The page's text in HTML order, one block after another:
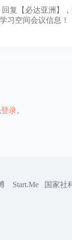
回复【必达亚洲】
习空间会议信息！
登录。
Start.Me 国家社